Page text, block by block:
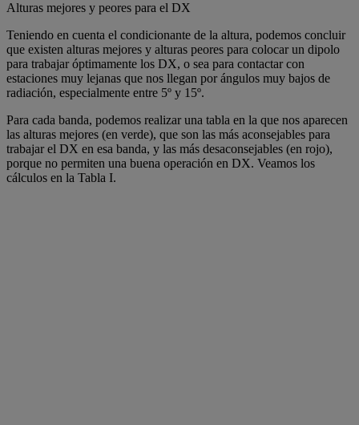
Alturas mejores y peores para el DX
Teniendo en cuenta el condicionante de la altura, podemos concluir
que existen alturas mejores y alturas peores para colocar un dipolo
para trabajar óptimamente los DX, o sea para contactar con
estaciones muy lejanas que nos llegan por ángulos muy bajos de
radiación, especialmente entre 5º y 15º.
Para cada banda, podemos realizar una tabla en la que nos aparecen
las alturas mejores (en verde), que son las más aconsejables para
trabajar el DX en esa banda, y las más desaconsejables (en rojo),
porque no permiten una buena operación en DX. Veamos los
cálculos en la Tabla I.